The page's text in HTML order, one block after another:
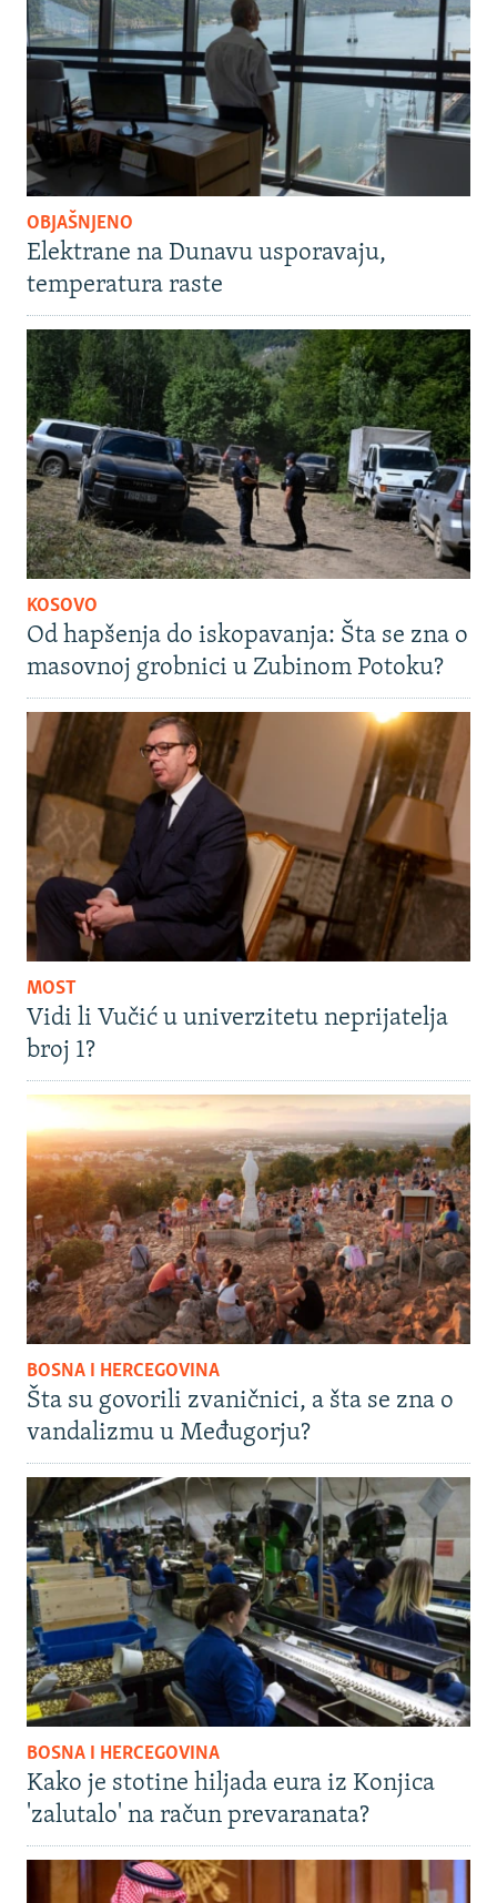
OBJAŠNJENO
Elektrane na Dunavu usporavaju,
temperatura raste
KOSOVO
Od hapšenja do iskopavanja: Šta se zna o
masovnoj grobnici u Zubinom Potoku?
MOST
Vidi li Vučić u univerzitetu neprijatelja
broj 1?
BOSNA I HERCEGOVINA
Šta su govorili zvaničnici, a šta se zna o
vandalizmu u Međugorju?
BOSNA I HERCEGOVINA
Kako je stotine hiljada eura iz Konjica
'zalutalo' na račun prevaranata?